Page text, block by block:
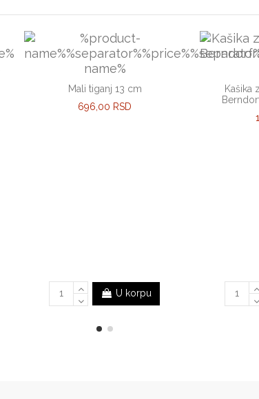
Mali tiganj 13 cm
696,00 RSD
U korpu
Kašika